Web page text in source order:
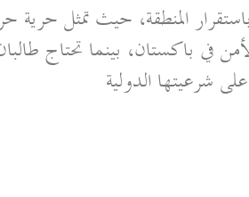
المنطقة، حيث تمثل حرية
في باكستان، بينما تحتاج
شرعيتها الدولية